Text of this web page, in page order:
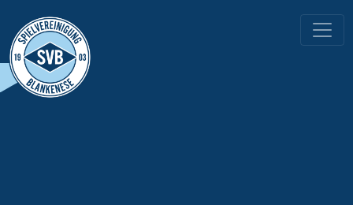
HAUPTNAVIGATION